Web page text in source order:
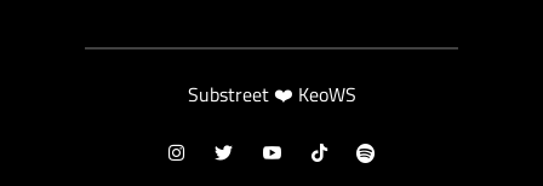
Substreet ❤️ KeoWS